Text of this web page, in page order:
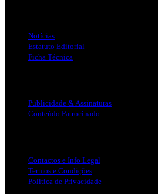
Notícias
Estatuto Editorial
Ficha Técnica
Publicidade & Assinaturas
Conteúdo Patrocinado
Contactos e Info Legal
Termos e Condições
Politica de Privacidade